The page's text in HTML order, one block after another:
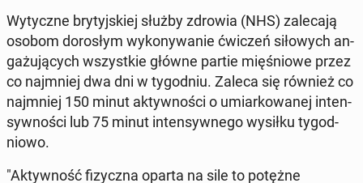
Wyty­czne bry­tyjskiej służby zdrowia (NHS) za­le­ca­ją
osobom dorosłym wykony­wanie ćwiczeń siłowych an­
gażu­ją­cych wszys­tkie główne partie mięśniowe przez
co na­jm­niej dwa dni w ty­god­niu. Zaleca się również co
na­jm­niej 150 minut ak­ty­wnoś­ci o umi­arkowanej in­ten­
sy­wnoś­ci lub 75 minut in­ten­sy­wnego wysiłku ty­god­
niowo.
"Ak­ty­wność fizy­cz­na oparta na sile to potężne